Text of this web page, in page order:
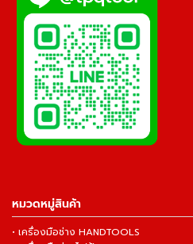
หมวดหมู่สินค้า
• เครื่องมือช่าง HANDTOOLS